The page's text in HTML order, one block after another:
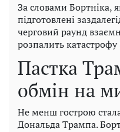
За словами Бортніка,
підготовлені
черговий раунд
розпалить
Пастка
обмін на
Не менш гострою
Дональда Трампа.